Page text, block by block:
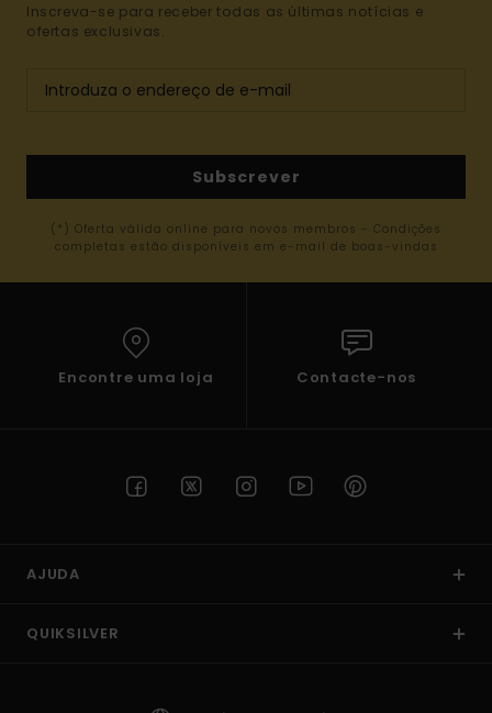
Inscreva-se para receber todas as últimas notícias e
ofertas exclusivas.
Subscrever
(*) Oferta válida online para novos membros - Condições
completas estão disponíveis em e-mail de boas-vindas
Encontre uma loja Contacte-nos
AJUDA
QUIKSILVER